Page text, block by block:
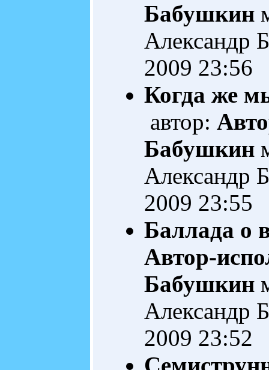
Бабушкин
Александр
2009 23:56
Когда же
автор:
Бабушкин
Александр
2009 23:55
Баллада о
Автор-
Бабушкин
Александр
2009 23:52